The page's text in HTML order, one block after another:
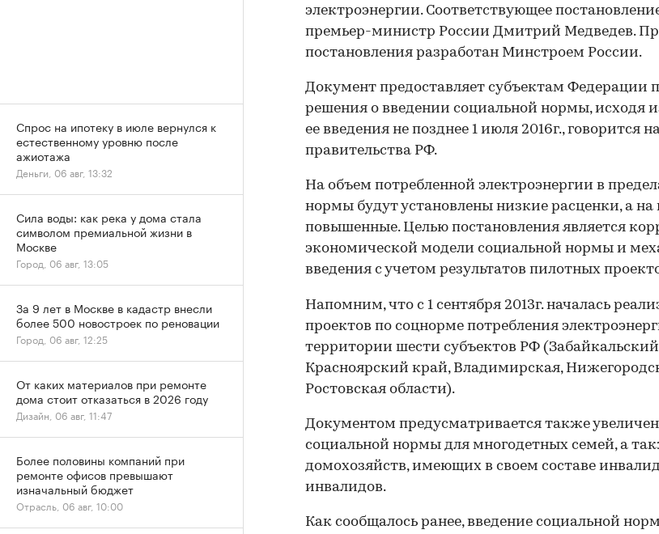
электроэнергии. Соответствующее
премьер-министр России Дмитрий Медведев.
постановления разработан Минстроем России.
Документ предоставляет субъектам Федерации
решения о введении социальной нормы, исходя
ее введения не позднее 1 июля 2016г., говорится
правительства РФ.
На объем потребленной электроэнергии в
нормы будут установлены низкие расценки, а на
повышенные. Целью постановления является
экономической модели социальной нормы и
введения с учетом результатов пилотных
Напомним, что с 1 сентября 2013г. началась
проектов по соцнорме потребления
территории шести субъектов РФ
Красноярский край, Владимирская,
Ростовская области).
Документом предусматривается также
социальной нормы для многодетных семей, а
домохозяйств, имеющих в своем составе
инвалидов.
Как сообщалось ранее, введение социальной
Спрос на ипотеку в июле вернулся к
естественному уровню после
ажиотажа
Деньги, 06 авг, 13:32
Сила воды: как река у дома стала
символом премиальной жизни в
Москве
Город, 06 авг, 13:05
За 9 лет в Москве в кадастр внесли
более 500 новостроек по реновации
Город, 06 авг, 12:25
От каких материалов при ремонте
дома стоит отказаться в 2026 году
Дизайн, 06 авг, 11:47
Более половины компаний при
ремонте офисов превышают
изначальный бюджет
Отрасль, 06 авг, 10:00